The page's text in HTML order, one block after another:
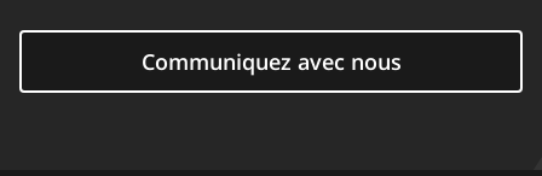
Communiquez avec nous